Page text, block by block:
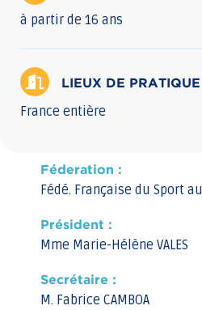
à partir de 16 ans
LIEUX DE PRATIQUE
France entière
Féderation :
Fédé. Française du Sport
Président :
Mme Marie-Hélène VALES
Secrétaire :
M. Fabrice CAMBOA